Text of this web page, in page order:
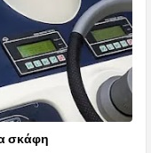
σκάφη